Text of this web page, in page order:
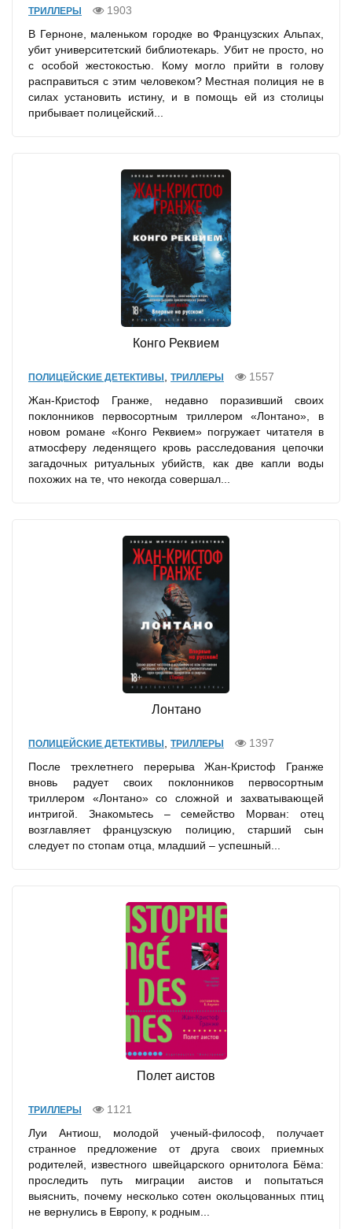
ТРИЛЛЕРЫ
1903
В Герноне, маленьком городке во Французских Альпах,
убит университетский библиотекарь. Убит не просто, но
с особой жестокостью. Кому могло прийти в голову
расправиться с этим человеком? Местная полиция не в
силах установить истину, и в помощь ей из столицы
прибывает полицейский...
Конго Реквием
ПОЛИЦЕЙСКИЕ ДЕТЕКТИВЫ ТРИЛЛЕРЫ
1557
Жан-Кристоф Гранже, недавно поразивший своих
поклонников первосортным триллером «Лонтано», в
новом романе «Конго Реквием» погружает читателя в
атмосферу леденящего кровь расследования цепочки
загадочных ритуальных убийств, как две капли воды
похожих на те, что некогда совершал...
Лонтано
ПОЛИЦЕЙСКИЕ ДЕТЕКТИВЫ ТРИЛЛЕРЫ
1397
После трехлетнего перерыва Жан-Кристоф Гранже
вновь радует своих поклонников первосортным
триллером «Лонтано» со сложной и захватывающей
интригой. Знакомьтесь – семейство Морван: отец
возглавляет французскую полицию, старший сын
следует по стопам отца, младший – успешный...
Полет аистов
ТРИЛЛЕРЫ
1121
Луи Антиош, молодой ученый-философ, получает
странное предложение от друга своих приемных
родителей, известного швейцарского орнитолога Бёма:
проследить путь миграции аистов и попытаться
выяснить, почему несколько сотен окольцованных птиц
не вернулись в Европу, к родным...